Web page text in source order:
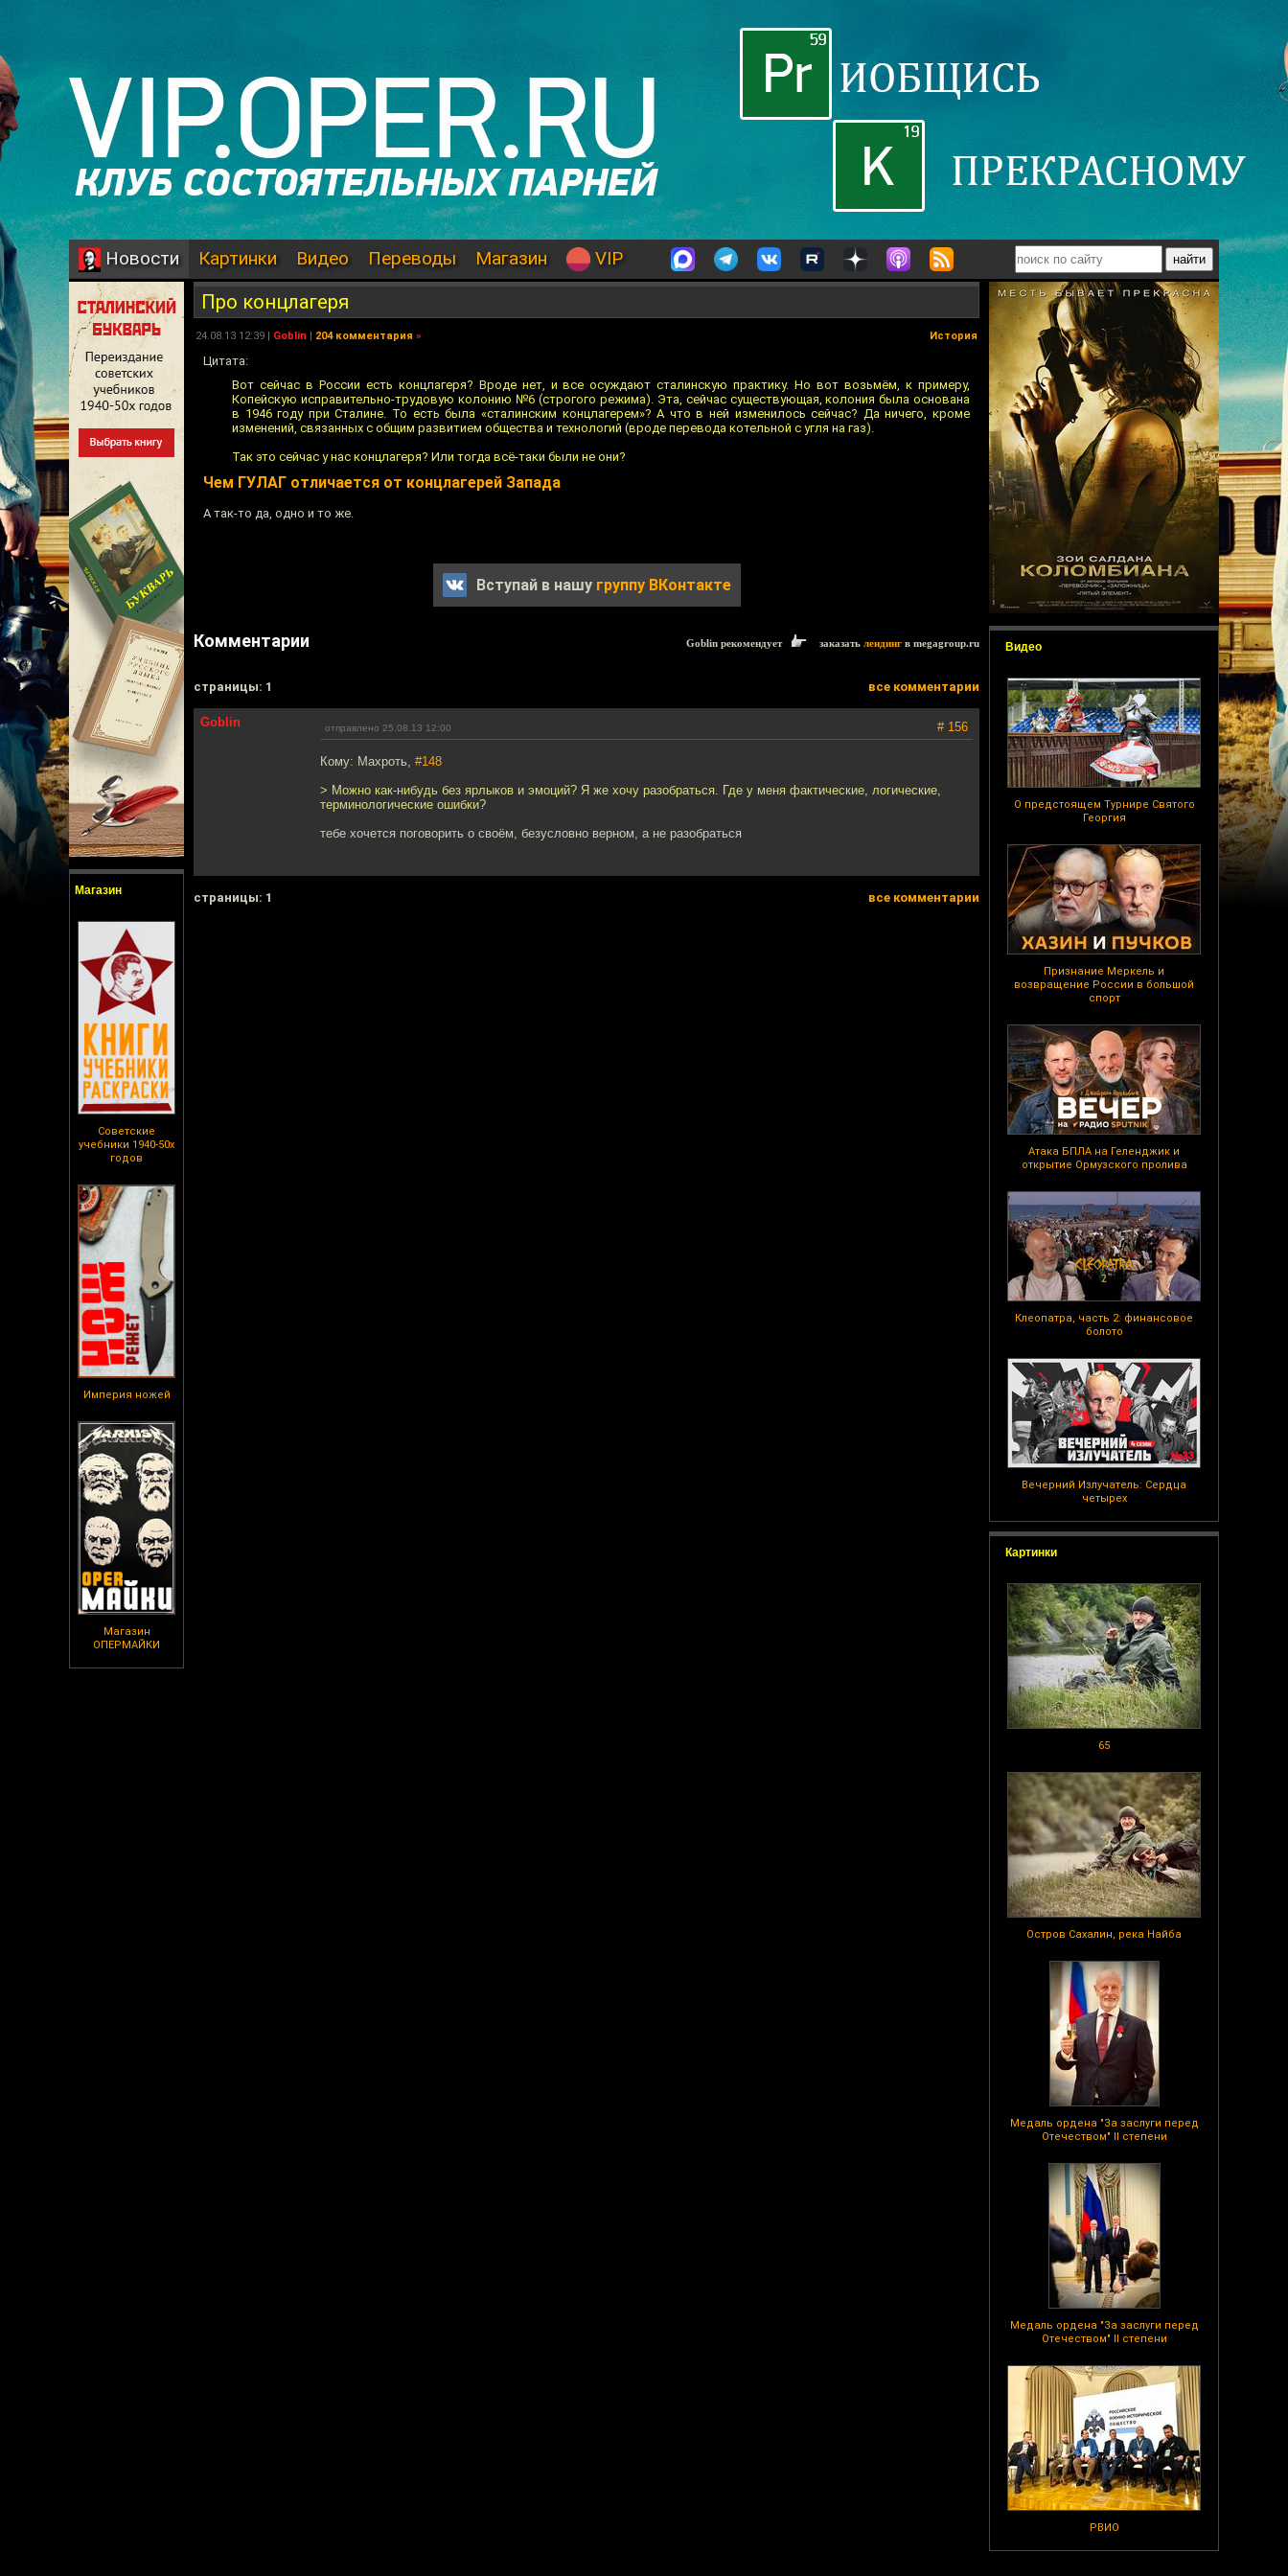
Новости Картинки Видео Переводы Магазин VIP
Магазин
Советские
учебники 1940-50х
годов
Империя ножей
Магазин
ОПЕРМАЙКИ
Видео
О предстоящем Турнире Святого
Георгия
Признание Меркель и
возвращение России в большой
спорт
Атака БПЛА на Геленджик и
открытие Ормузского пролива
Клеопатра, часть 2: финансовое
болото
Вечерний Излучатель: Сердца
четырех
Картинки
65
Остров Сахалин, река Найба
Медаль ордена "За заслуги перед
Отечеством" II степени
Медаль ордена "За заслуги перед
Отечеством" II степени
РВИО
Про концлагеря
24.08.13 12:39 | Goblin | 204 комментария » История
Цитата:
Вот сейчас в России есть концлагеря? Вроде нет, и все осуждают сталинскую практику. Но вот возьмём, к примеру,
Копейскую исправительно-трудовую колонию №6 (строгого режима). Эта, сейчас существующая, колония была основана
в 1946 году при Сталине. То есть была «сталинским концлагерем»? А что в ней изменилось сейчас? Да ничего, кроме
изменений, связанных с общим развитием общества и технологий (вроде перевода котельной с угля на газ).
Так это сейчас у нас концлагеря? Или тогда всё-таки были не они?
Чем ГУЛАГ отличается от концлагерей Запада
А так-то да, одно и то же.
Вступай в нашу группу ВКонтакте
Комментарии Goblin рекомендует заказать лендинг в megagroup.ru
cтраницы: 1 все комментарии
Goblin отправлено 25.08.13 12:00 # 156
Кому: Махроть, #148
> Можно как-нибудь без ярлыков и эмоций? Я же хочу разобраться. Где у меня фактические, логические,
терминологические ошибки?
тебе хочется поговорить о своём, безусловно верном, а не разобраться
cтраницы: 1 все комментарии